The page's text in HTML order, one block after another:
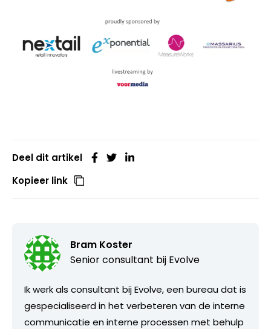
Deel dit artikel
Kopieer link
Bram Koster
Senior consultant bij Evolve
Ik werk als consultant bij Evolve, een bureau dat is
gespecialiseerd in het verbeteren van de interne
communicatie en interne processen met behulp